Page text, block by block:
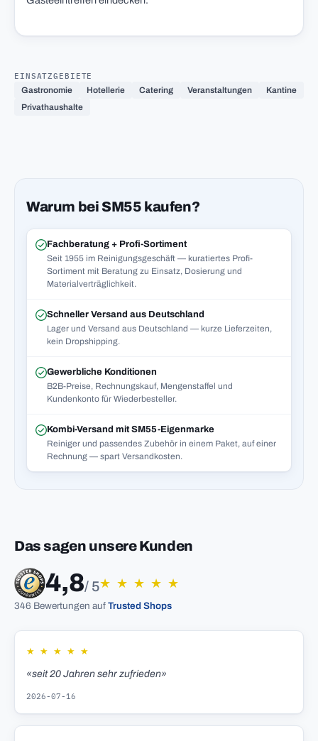
EINSATZGEBIETE
Gastronomie
Hotellerie Catering Veranstaltungen
Kantine
Privathaushalte
Warum bei SM55 kaufen?
Fachberatung + Profi-Sortiment
Seit 1955 im Reinigungsgeschäft — kuratiertes Profi-
Sortiment mit Beratung zu Einsatz, Dosierung und
Materialverträglichkeit.
Schneller Versand aus Deutschland
Lager und Versand aus Deutschland — kurze Lieferzeiten,
kein Dropshipping.
Gewerbliche Konditionen
B2B-Preise, Rechnungskauf, Mengenstaffel und
Kundenkonto für Wiederbesteller.
Kombi-Versand mit SM55-Eigenmarke
Reiniger und passendes Zubehör in einem Paket, auf einer
Rechnung — spart Versandkosten.
Das sagen unsere Kunden
4,8/ 5★ ★ ★ ★ ★
346 Bewertungen auf Trusted Shops
★ ★ ★ ★ ★
«seit 20 Jahren sehr zufrieden»
2026-07-16